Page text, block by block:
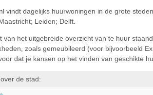
vindt dagelijks huurwoningen in de grote
Leiden; Delft.
van het uitgebreide overzicht van te huur
zoals gemeubileerd (voor bijvoorbeeld
dat je kansen op het vinden van geschikte
de stad: